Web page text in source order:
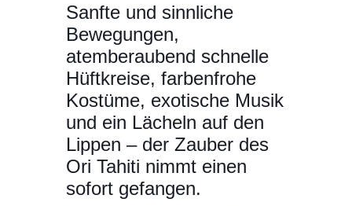
Sanfte und sinnliche
Bewegungen,
atemberaubend schnelle
Hüftkreise, farbenfrohe
Kostüme, exotische Musik
und ein Lächeln auf den
Lippen – der Zauber des
Ori Tahiti nimmt einen
sofort gefangen.